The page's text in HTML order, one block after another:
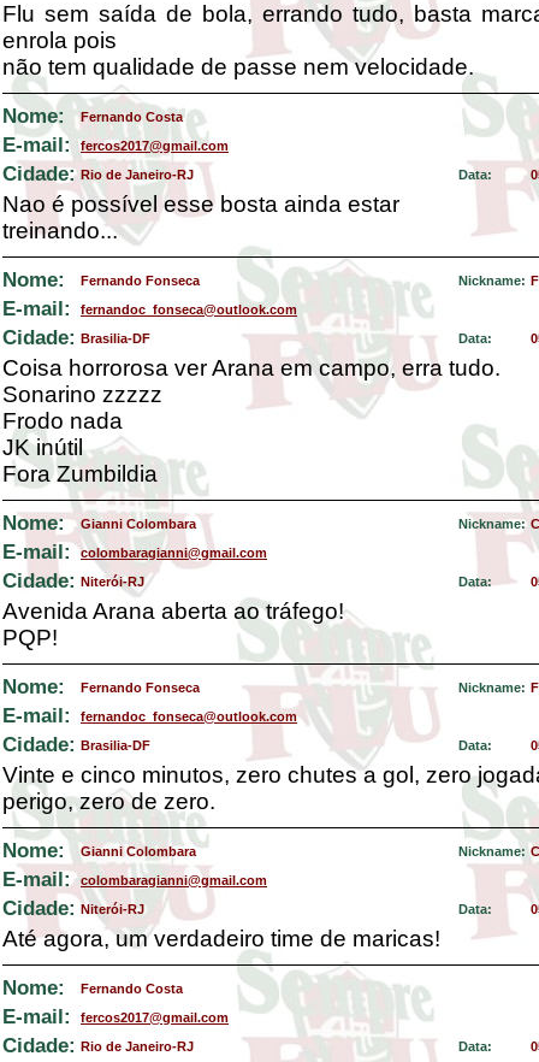
Flu sem saída de bola, errando tudo, basta
enrola pois
não tem qualidade de passe nem velocidade.
Nome: Fernando Costa
E-mail: fercos2017@gmail.com
Cidade: Rio de Janeiro-RJ Data:
Nao é possível esse bosta ainda estar
treinando...
Nome: Fernando Fonseca Nickname:
E-mail: fernandoc_fonseca@outlook.com
Cidade: Brasilia-DF Data:
Coisa horrorosa ver Arana em campo, erra tudo.
Sonarino zzzzz
Frodo nada
JK inútil
Fora Zumbildia
Nome: Gianni Colombara Nickname:
E-mail: colombaragianni@gmail.com
Cidade: Niterói-RJ Data:
Avenida Arana aberta ao tráfego!
PQP!
Nome: Fernando Fonseca Nickname:
E-mail: fernandoc_fonseca@outlook.com
Cidade: Brasilia-DF Data:
Vinte e cinco minutos, zero chutes a gol, zero
perigo, zero de zero.
Nome: Gianni Colombara Nickname:
E-mail: colombaragianni@gmail.com
Cidade: Niterói-RJ Data:
Até agora, um verdadeiro time de maricas!
Nome: Fernando Costa
E-mail: fercos2017@gmail.com
Cidade: Rio de Janeiro-RJ Data: